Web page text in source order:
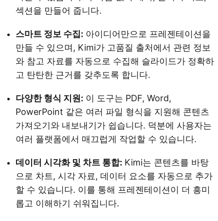
섹션을 만들어 줍니다.
스마트 정보 수집: 아이디어만으로 프레젠테이션을
만들 수 있으며, Kimi가 고품질 출처에서 관련 정보
와 참고 자료를 자동으로 수집해 슬라이드가 정확하
고 탄탄한 근거를 갖추도록 합니다.
다양한 형식 지원: 이 도구는 PDF, Word,
PowerPoint 같은 여러 파일 형식을 지원해 콘텐츠
가져오기와 내보내기가 쉽습니다. 덕분에 사용자는
여러 플랫폼에서 매끄럽게 작업할 수 있습니다.
데이터 시각화 및 차트 통합: Kimi는 콘텐츠를 바탕
으로 차트, 시각 자료, 데이터 요소를 자동으로 추가
할 수 있습니다. 이를 통해 프레젠테이션이 더 흥미
롭고 이해하기 쉬워집니다.